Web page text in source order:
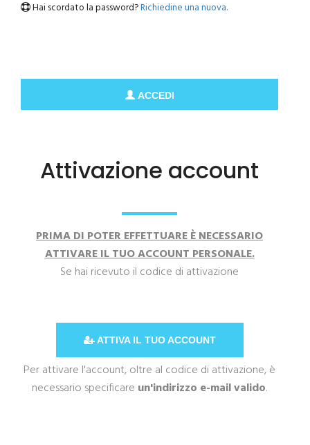
Hai scordato la password?Richiedine una nuova.
ACCEDI
Attivazione account
PRIMA DI POTER EFFETTUARE È NECESSARIO
ATTIVARE IL TUO ACCOUNT PERSONALE.
Se hai ricevuto il codice di attivazione
ATTIVA IL TUO ACCOUNT
Per attivare l'account, oltre al codice di attivazione, è
necessario specificare un'indirizzo e-mail valido.